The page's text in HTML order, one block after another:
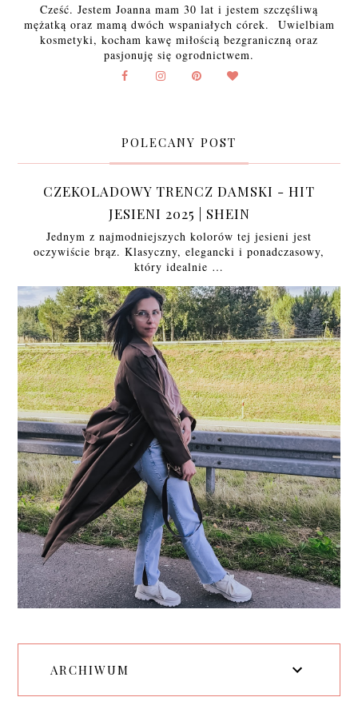
Cześć. Jestem Joanna mam 30 lat i jestem szczęśliwą
mężatką oraz mamą dwóch wspaniałych córek. Uwielbiam
kosmetyki, kocham kawę miłością bezgraniczną oraz
pasjonuję się ogrodnictwem.
POLECANY POST
CZEKOLADOWY TRENCZ DAMSKI - HIT
JESIENI 2025 | SHEIN
Jednym z najmodniejszych kolorów tej jesieni jest
oczywiście brąz. Klasyczny, elegancki i ponadczasowy,
który idealnie …
ARCHIWUM